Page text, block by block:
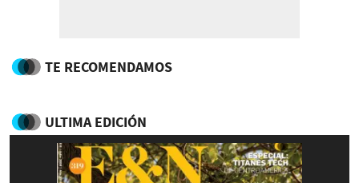
TE RECOMENDAMOS
ULTIMA EDICIÓN